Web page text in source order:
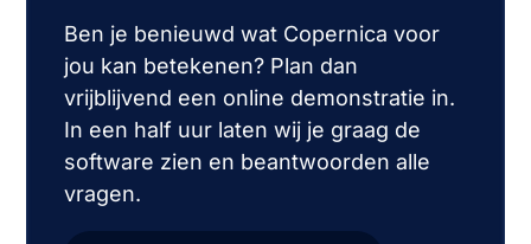
Ben je benieuwd wat Copernica voor
jou kan betekenen? Plan dan
vrijblijvend een online demonstratie in.
In een half uur laten wij je graag de
software zien en beantwoorden alle
vragen.